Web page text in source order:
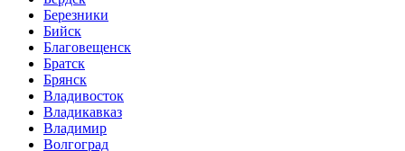
Березники
Бийск
Благовещенск
Братск
Брянск
Владивосток
Владикавказ
Владимир
Волгоград